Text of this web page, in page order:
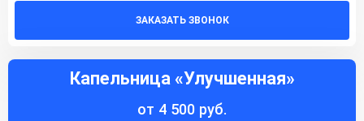
ЗАКАЗАТЬ ЗВОНОК
Капельница «Улучшенная»
от 4 500 руб.